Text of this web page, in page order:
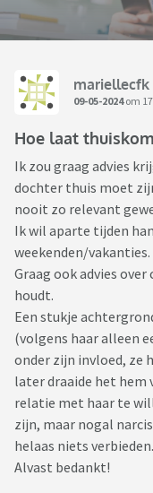
mariellecfk
09-05-2024om
Hoe laat
Ik zou graag advies
dochter thuis moet
nooit zo relevant
Ik wil aparte tijden
weekenden/vakanties.
Graag ook advies
houdt.
Een stukje
(volgens haar alleen
onder zijn invloed, ze
later draaide het hem
relatie met haar te
zijn, maar nogal
helaas niets verbieden.
Alvast bedankt!